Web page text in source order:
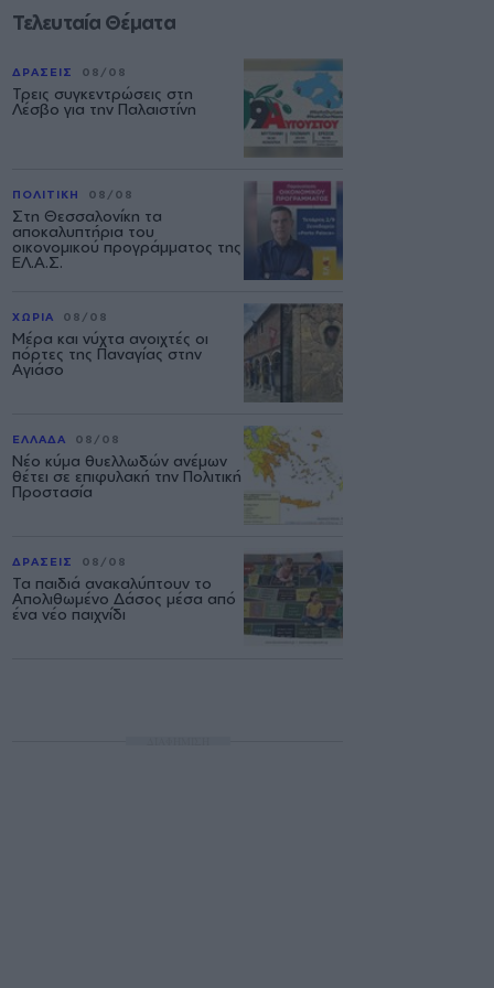
Τελευταία Θέματα
ΔΡΑΣΕΙΣ 08/08
Τρεις συγκεντρώσεις στη
Λέσβο για την Παλαιστίνη
ΠΟΛΙΤΙΚΗ 08/08
Στη Θεσσαλονίκη τα
αποκαλυπτήρια του
οικονομικού προγράμματος της
ΕΛ.Α.Σ.
ΧΩΡΙΑ 08/08
Μέρα και νύχτα ανοιχτές οι
πόρτες της Παναγίας στην
Αγιάσο
ΕΛΛΑΔΑ 08/08
Νέο κύμα θυελλωδών ανέμων
θέτει σε επιφυλακή την Πολιτική
Προστασία
ΔΡΑΣΕΙΣ 08/08
Τα παιδιά ανακαλύπτουν το
Απολιθωμένο Δάσος μέσα από
ένα νέο παιχνίδι